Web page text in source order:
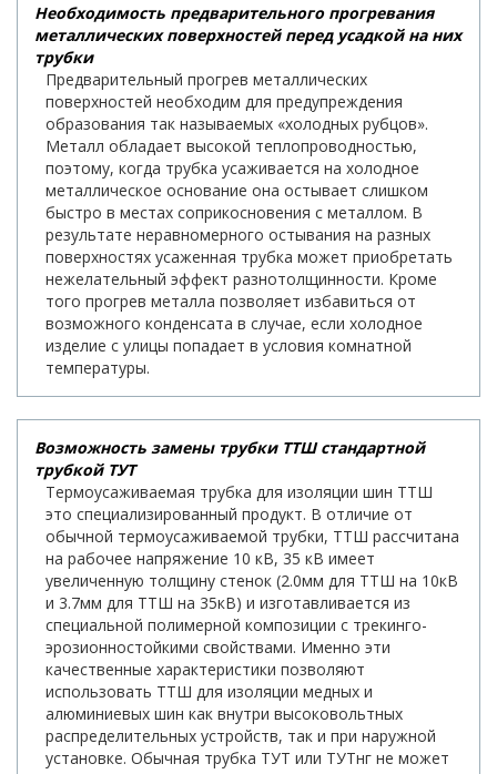
Необходимость предварительного прогревания
металлических поверхностей перед усадкой на них
трубки
Предварительный прогрев металлических
поверхностей необходим для предупреждения
образования так называемых «холодных рубцов».
Металл обладает высокой теплопроводностью,
поэтому, когда трубка усаживается на холодное
металлическое основание она остывает слишком
быстро в местах соприкосновения с металлом. В
результате неравномерного остывания на разных
поверхностях усаженная трубка может приобретать
нежелательный эффект разнотолщинности. Кроме
того прогрев металла позволяет избавиться от
возможного конденсата в случае, если холодное
изделие с улицы попадает в условия комнатной
температуры.
Возможность замены трубки ТТШ стандартной
трубкой ТУТ
Термоусаживаемая трубка для изоляции шин ТТШ
это специализированный продукт. В отличие от
обычной термоусаживаемой трубки, ТТШ рассчитана
на рабочее напряжение 10 кВ, 35 кВ имеет
увеличенную толщину стенок (2.0мм для ТТШ на 10кВ
и 3.7мм для ТТШ на 35кВ) и изготавливается из
специальной полимерной композиции с трекинго-
эрозионностойкими свойствами. Именно эти
качественные характеристики позволяют
использовать ТТШ для изоляции медных и
алюминиевых шин как внутри высоковольтных
распределительных устройств, так и при наружной
установке. Обычная трубка ТУТ или ТУТнг не может